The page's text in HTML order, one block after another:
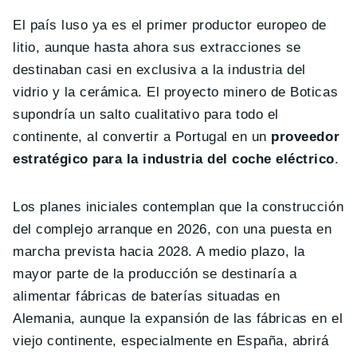
El país luso ya es el primer productor europeo de
litio, aunque hasta ahora sus extracciones se
destinaban casi en exclusiva a la industria del
vidrio y la cerámica. El proyecto minero de Boticas
supondría un salto cualitativo para todo el
continente, al convertir a Portugal en un proveedor
estratégico para la industria del coche eléctrico.
Los planes iniciales contemplan que la construcción
del complejo arranque en 2026, con una puesta en
marcha prevista hacia 2028. A medio plazo, la
mayor parte de la producción se destinaría a
alimentar fábricas de baterías situadas en
Alemania, aunque la expansión de las fábricas en el
viejo continente, especialmente en España, abrirá